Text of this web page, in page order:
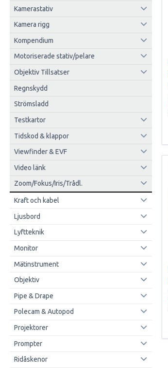
Kamerastativ
Kamera rigg
Kompendium
Motoriserade stativ/pelare
Objektiv Tillsatser
Regnskydd
Strömsladd
Testkartor
Tidskod & klappor
Viewfinder & EVF
Video länk
Zoom/Fokus/Iris/Trådl.
Kraft och kabel
Ljusbord
Lyftteknik
Monitor
Mätinstrument
Objektiv
Pipe & Drape
Polecam & Autopod
Projektorer
Prompter
Ridåskenor